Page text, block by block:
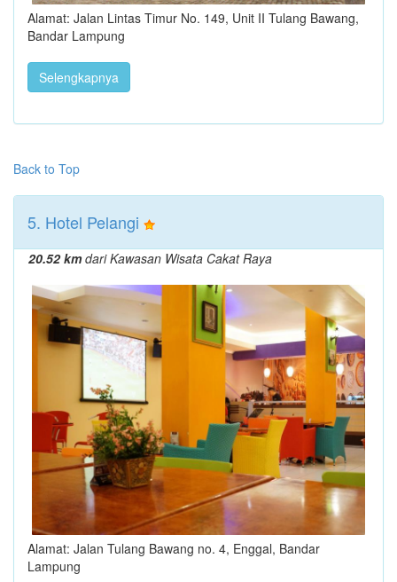
Alamat: Jalan Lintas Timur No. 149, Unit II Tulang Bawang,
Bandar Lampung
Selengkapnya
Back to Top
5. Hotel Pelangi
20.52 kmdari Kawasan Wisata Cakat Raya
Alamat: Jalan Tulang Bawang no. 4, Enggal, Bandar
Lampung